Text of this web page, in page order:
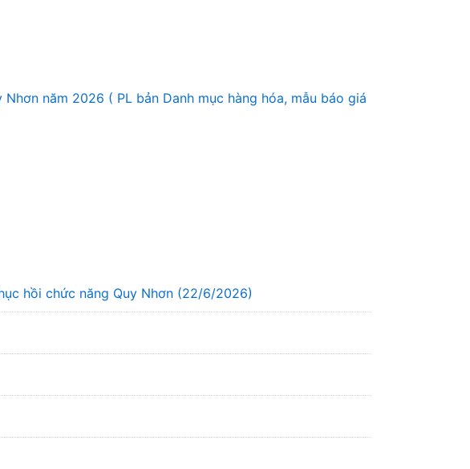
năm 2026 ( PL bản Danh mục hàng hóa, mẫu báo giá
hồi chức năng Quy Nhơn (22/6/2026)